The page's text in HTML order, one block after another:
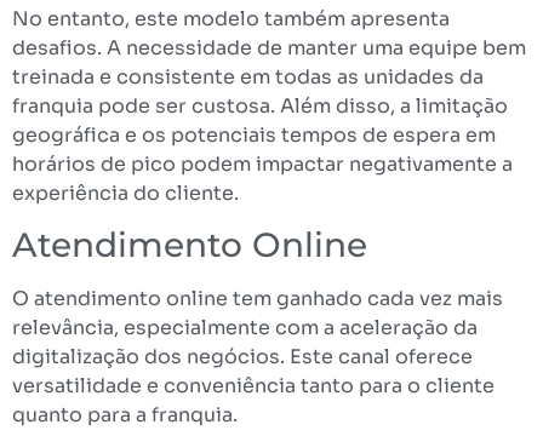
No entanto, este modelo também apresenta
desafios. A necessidade de manter uma equipe bem
treinada e consistente em todas as unidades da
franquia pode ser custosa. Além disso, a limitação
geográfica e os potenciais tempos de espera em
horários de pico podem impactar negativamente a
experiência do cliente.
Atendimento Online
O atendimento online tem ganhado cada vez mais
relevância, especialmente com a aceleração da
digitalização dos negócios. Este canal oferece
versatilidade e conveniência tanto para o cliente
quanto para a franquia.